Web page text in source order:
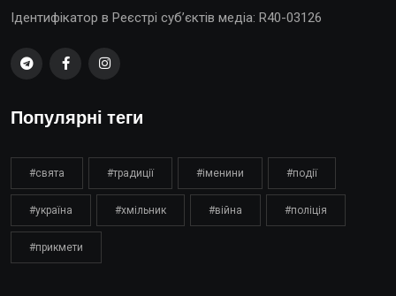
Ідентифікатор в Реєстрі суб’єктів медіа: R40-03126
Популярні теги
#свята #традиції #іменини #події
#україна #хмільник #війна #поліція
#прикмети